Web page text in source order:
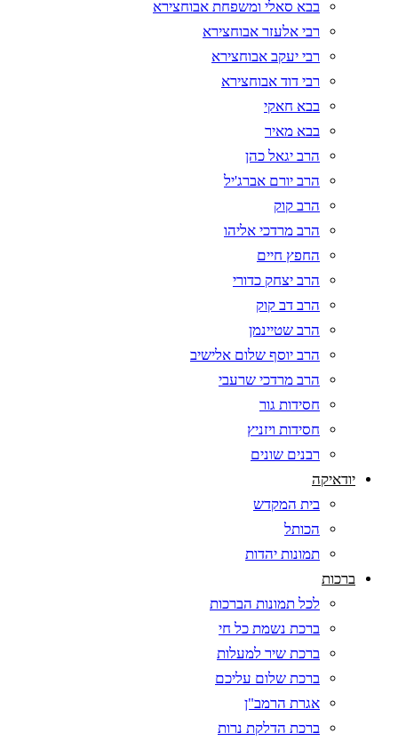
בבא סאלי ומשפחת אבוחצירא
רבי אלעזר אבוחצירא
רבי יעקב אבוחצירא
רבי דוד אבוחצירא
בבא חאקי
בבא מאיר
הרב יגאל כהן
הרב יורם אברג'יל
הרב קוק
הרב מרדכי אליהו
החפץ חיים
הרב יצחק כדורי
הרב דב קוק
הרב שטיינמן
הרב יוסף שלום אלישיב
הרב מרדכי שרעבי
חסידות גור
חסידות ויזניץ
רבנים שונים
יודאיקה
בית המקדש
הכותל
תמונות יהדות
ברכות
לכל תמונות הברכות
ברכת נשמת כל חי
ברכת שיר למעלות
ברכת שלום עליכם
אגרת הרמב"ן
ברכת הדלקת נרות